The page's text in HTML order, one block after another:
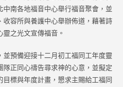
南各地福音中心舉行福音聚會，並
容所與養護中心舉辦佈道，藉著詩
之光文宣傳福音。
預備迎接十二月初工福同工年度靈
正同心禱告尋求神的心意，並擬定
標與年度計畫，懇求主賜給工福同